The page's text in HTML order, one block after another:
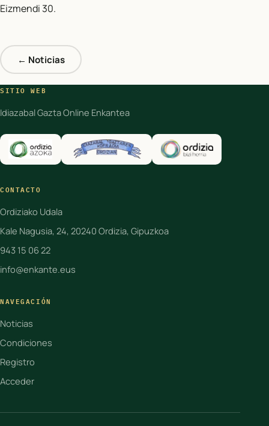
Eizmendi 30.
← Noticias
SITIO WEB
Idiazabal Gazta Online Enkantea
CONTACTO
Ordiziako Udala
Kale Nagusia, 24, 20240 Ordizia, Gipuzkoa
943 15 06 22
info@enkante.eus
NAVEGACIÓN
Noticias
Condiciones
Registro
Acceder